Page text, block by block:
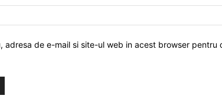
adresa de e-mail si site-ul web in acest browser pentru